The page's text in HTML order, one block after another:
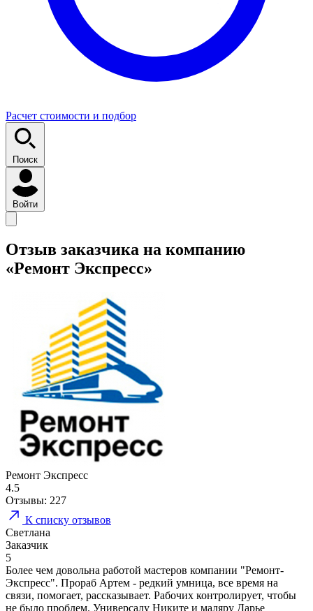
Расчет стоимости и подбор
Поиск
Войти
Отзыв заказчика на компанию
«Ремонт Экспресс»
Ремонт Экспресс
4.5
Отзывы: 227
К списку отзывов
Светлана
Заказчик
5
Более чем довольна работой мастеров компании "Ремонт-
Экспресс". Прораб Артем - редкий умница, все время на
связи, помогает, рассказывает. Рабочих контролирует, чтобы
не было проблем. Универсалу Никите и маляру Дарье